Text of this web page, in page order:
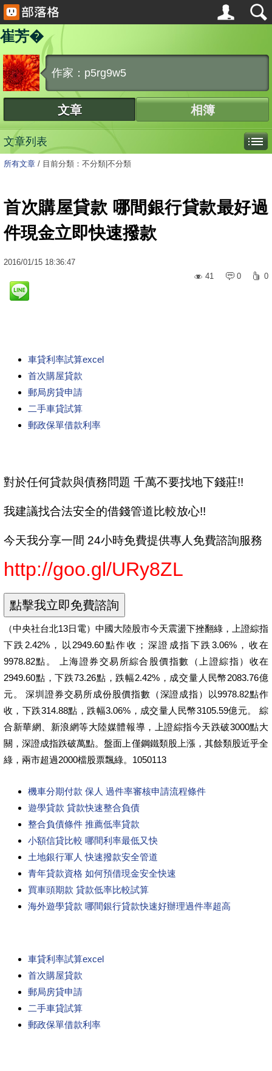
崔芳�
作家：p5rg9w5
文章 相簿
文章列表
所有文章 / 目前分類：不分類|不分類
首次購屋貸款 哪間銀行貸款最好過
件現金立即快速撥款
2016/01/15 18:36:47
41
0 0
車貸利率試算excel
首次購屋貸款
郵局房貸申請
二手車貸試算
郵政保單借款利率
對於任何貸款與債務問題 千萬不要找地下錢莊!!
我建議找合法安全的借錢管道比較放心!!
今天我分享一間 24小時免費提供專人免費諮詢服務
http://goo.gl/URy8ZL
（中央社台北13日電）中國大陸股市今天震盪下挫翻綠，上證綜指
下跌2.42%，以2949.60點作收；深證成指下跌3.06%，收在
9978.82點。 上海證券交易所綜合股價指數（上證綜指）收在
2949.60點，下跌73.26點，跌幅2.42%，成交量人民幣2083.76億
元。 深圳證券交易所成份股價指數（深證成指）以9978.82點作
收，下跌314.88點，跌幅3.06%，成交量人民幣3105.59億元。 綜
合新華網、新浪網等大陸媒體報導，上證綜指今天跌破3000點大
關，深證成指跌破萬點。盤面上僅鋼鐵類股上漲，其餘類股近乎全
綠，兩市超過2000檔股票飄綠。1050113
機車分期付款 保人 過件率審核申請流程條件
遊學貸款 貸款快速整合負債
整合負債條件 推薦低率貸款
小額信貸比較 哪間利率最低又快
土地銀行軍人 快速撥款安全管道
青年貸款資格 如何預借現金安全快速
買車頭期款 貸款低率比較試算
海外遊學貸款 哪間銀行貸款快速好辦理過件率超高
車貸利率試算excel
首次購屋貸款
郵局房貸申請
二手車貸試算
郵政保單借款利率